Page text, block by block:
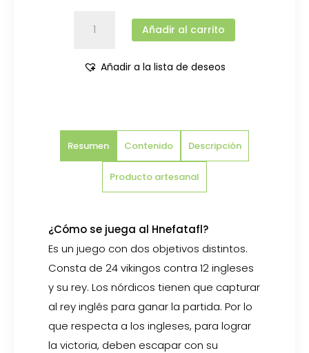
cantidad
Añadir al carrito
Añadir a la lista de deseos
Resumen Contenido Descripción
Producto artesanal
¿Cómo se juega al Hnefatafl?
Es un juego con dos objetivos distintos.
Consta de 24 vikingos contra 12 ingleses
y su rey. Los nórdicos tienen que capturar
al rey inglés para ganar la partida. Por lo
que respecta a los ingleses, para lograr
la victoria, deben escapar con su